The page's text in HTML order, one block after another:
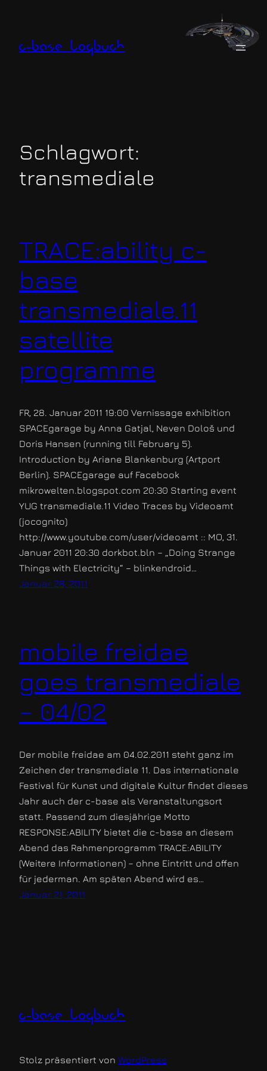
springen
c-base logbuch
Schlagwort:
transmediale
TRACE:ability c-
base
transmediale.11
satellite
programme
FR, 28. Januar 2011 19:00 Vernissage exhibition
SPACEgarage by Anna Gatjal, Neven Dološ und
Doris Hansen (running till February 5).
Introduction by Ariane Blankenburg (Artport
Berlin). SPACEgarage auf Facebook
mikrowelten.blogspot.com 20:30 Starting event
YUG transmediale.11 Video Traces by Videoamt
(jocognito)
http://www.youtube.com/user/videoamt :: MO, 31.
Januar 2011 20:30 dorkbot.bln – „Doing Strange
Things with Electricity“ – blinkendroid…
Januar 28, 2011
mobile freidae
goes transmediale
– 04/02
Der mobile freidae am 04.02.2011 steht ganz im
Zeichen der transmediale 11. Das internationale
Festival für Kunst und digitale Kultur findet dieses
Jahr auch der c-base als Veranstaltungsort
statt. Passend zum diesjährige Motto
RESPONSE:ABILITY bietet die c-base an diesem
Abend das Rahmenprogramm TRACE:ABILITY
(Weitere Informationen) – ohne Eintritt und offen
für jederman. Am späten Abend wird es…
Januar 21, 2011
c-base logbuch
Stolz präsentiert von WordPress